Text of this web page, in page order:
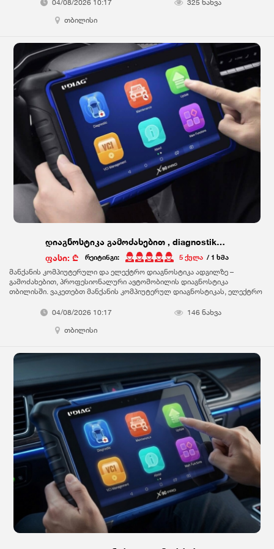
ინჟექტორების კოდირება ️ ️ EGR Reset ️ ️ ელექტრონული პარკირების
ფილტრის რეგენერაცია ️ ️ TPMS - საბურავებში წნევის სენსორები ️ ️ TPS -
გაზის პედლის სენსორი / Throttle Body ️ ️ კლიმატ კონტროლი (AC System) ️ ️
იმობილაიზერის სისტემა ️ ️კრუიზ კონტროლი (Cruise Control) ️ ️ საწვავის
ტუმბოს ადაპტაცია (Fuel Pump Adaptation) ️
04/08/2026 10:17
325 ნახვა
თბილისი
დიაგნოსტიკა გამოძახებით , diagnostika gamodzaxebit
ფასი: ₾
რეიტინგი: 5 ქულა / 1 ხმა
მანქანის კომპიუტერული და ელექტრო დიაგნოსტიკა ადგილზე –
გამოძახებით, პროფესიონალური ავტომობილის დიაგნოსტიკა
თბილისში. ვაკეთებთ მანქანის კომპიუტერულ დიაგნოსტიკას, ელექტრო
თანამედროვე აპარატურით. სერვისი ხორციელდება გამოძახებით,
მოდელის ავტომობილზე. გამოცდილება და სანდოობა ხარისხიანი
გთავაზობთ ავტომობილის სრულ დიაგნოსტიკას ადგილზე მისვლით
თბილისის მაშტაბით. ვმუშაობ უახლესი აპარატურით. დიაგნოსტიკა
მოიცავს: ️ ძრავი (ECU) ️ ️ გადაცემათა კოლოფი (TCM) ️ ️ სამუხრუჭე სისტემა
(ABS / ESP) ️ ️ უსაფრთხოების ბალიშები (SRS)️ ️ ელექტრონული
პარკირების მუხრუჭი (EPB)️ ️ საჭის მართვის ბლოკი (EPS)️ ️ კომფორტ
ბლოკი (BCM)️ ️ კლიმატ კონტროლი და კონდიციონერი (HVAC)️ ️ ბატარეა /
ელემენტები (HEV / PHEV)️ ️ იმობილაიზერი (IMMO)️ ️ რადარი/კამერა (ADAS)️ ️
საბურავების წნევა(TPMS)️ ️ ყველა ელექტრონული მოდული️ ვამოწმებთ: ️
ბენზინის ავტომობილებს ️ დიზელის ავტომობილებს ️ ჰიბრიდებს (HEV /
PHEV) ️ ელექტრო ავტომობილებს (EV) ️ ყველა ევროპულ, იაპონურ,
ამერიკულ და ჩინურ ავტომობილებს. ავტომობილის სრული
დაიგნოსტიკა თბილისში #ავტომობილისსრულიდიაგნოსტიკა
#დიაგნოსტიკა #მანქანის დიაგნოსტიკა #ელექტრო დიაგნოსტიკა
გამოძახებით #ავტო დიაგნოსტიკა #ავტო დიაგნოსტიკა გამოძახებით
#კომპიუტერული დიაგნოსტიკა გამოძახებით #დიაგნოსტიკა ადგილზე
მისვლით #მანქანის შეძენისწინა დიაგნოსტიკა #ელექტრონული
დიაგნოსტიკა მანქანააზე #მანქანის კომპიუტერული დიაგნოსტიკა
#გამოძახებითსერვისი #დიაგნოსტიკაგამოძახებით
04/08/2026 10:17
146 ნახვა
თბილისი